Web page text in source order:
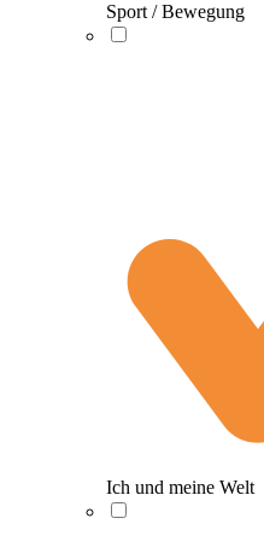
Sport / Bewegung
Ich und meine Welt